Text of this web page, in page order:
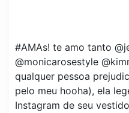
#AMAs! te amo tanto
@monicarosestyle
qualquer pessoa
pelo meu hooha), ela
Instagram de seu